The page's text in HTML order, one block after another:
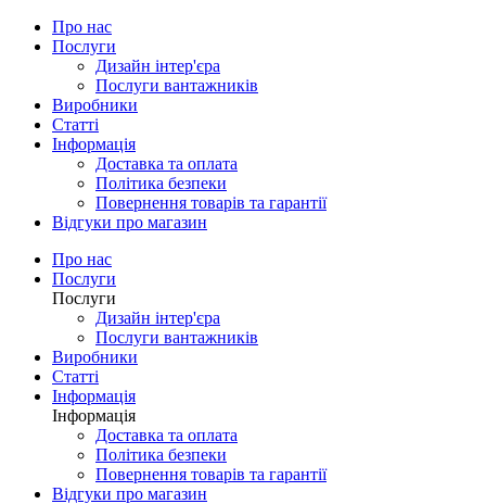
Про нас
Послуги
Дизайн інтер'єра
Послуги вантажників
Виробники
Статті
Інформація
Доставка та оплата
Політика безпеки
Повернення товарів та гарантії
Відгуки про магазин
Про нас
Послуги
Послуги
Дизайн інтер'єра
Послуги вантажників
Виробники
Статті
Інформація
Інформація
Доставка та оплата
Політика безпеки
Повернення товарів та гарантії
Відгуки про магазин